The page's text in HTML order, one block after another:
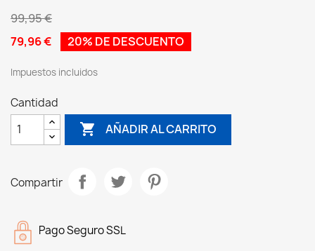
99,95 €
79,96 €
20% DE DESCUENTO
Impuestos incluidos
Cantidad
 AÑADIR AL CARRITO
Compartir
Pago Seguro SSL